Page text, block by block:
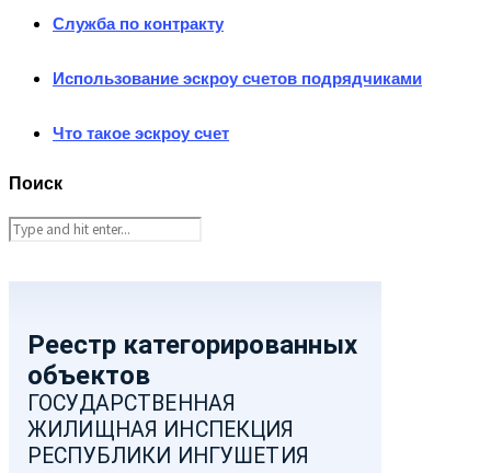
Служба по контракту
Использование эскроу счетов подрядчиками
Что такое эскроу счет
Поиск